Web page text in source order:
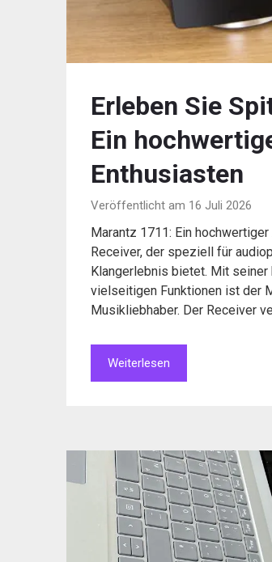
Erleben Sie
Ein
Enthusiasten
Veröffentlicht am 16 Juli 2026
Marantz 1711: Ein
Receiver, der speziell für
Klangerlebnis bietet. Mit
vielseitigen Funktionen ist der
Musikliebhaber. Der Receiver
Weiterlesen